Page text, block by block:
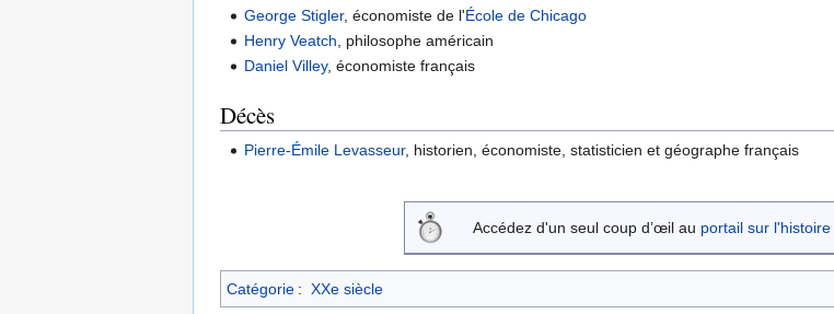
George Stigler, économiste de l'École de Chicago
Henry Veatch , philosophe américain
Daniel Villey, économiste français
Décès
Pierre-Émile Levasseur, historien, économiste, statisticien et géographe français
Accédez d'un seul coup d’œil au portail sur l'histoire
Catégorie : XXe siècle